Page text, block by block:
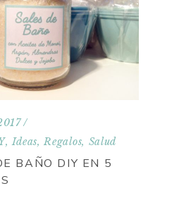
,Ideas,Regalos, Salud
BAÑO DIY EN 5